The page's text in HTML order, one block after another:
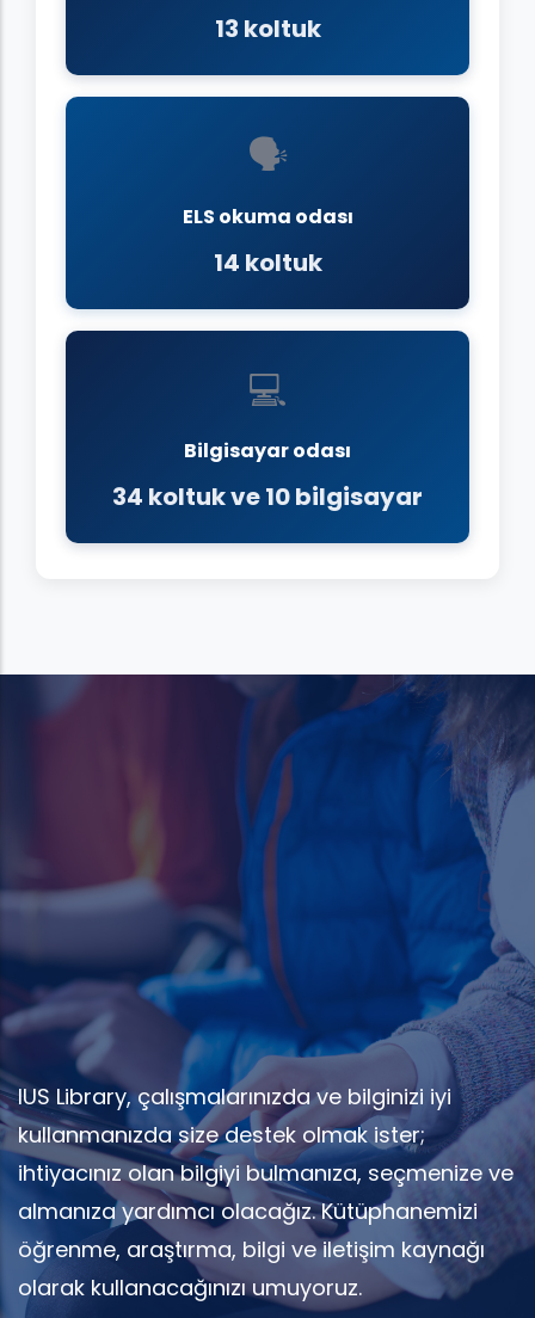
13 koltuk
🗣️
ELS okuma odası
14 koltuk
💻
Bilgisayar odası
34 koltuk ve 10 bilgisayar
IUS Library, çalışmalarınızda ve bilginizi iyi
kullanmanızda size destek olmak ister;
ihtiyacınız olan bilgiyi bulmanıza, seçmenize ve
almanıza yardımcı olacağız. Kütüphanemizi
öğrenme, araştırma, bilgi ve iletişim kaynağı
olarak kullanacağınızı umuyoruz.